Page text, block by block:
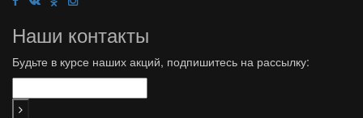
Наши контакты
Будьте в курсе наших акций, подпишитесь на рассылку: